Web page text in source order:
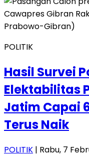
POLITIK
Hasil Survei
Elektabilitas
Jatim Capai
Terus Naik
POLITIK | Rabu, 7